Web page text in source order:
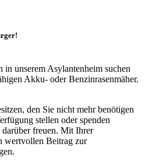
unserem Asylantenheim suchen
Akku- oder Benzinrasenmäher.
den Sie nicht mehr benötigen
stellen oder spenden
freuen. Mit Ihrer
wertvollen Beitrag zur